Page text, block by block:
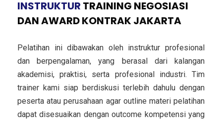
INSTRUKTUR TRAINING NEGOSIASI
DAN AWARD KONTRAK JAKARTA
Pelatihan ini dibawakan oleh instruktur profesional
dan berpengalaman, yang berasal dari kalangan
akademisi, praktisi, serta profesional industri. Tim
trainer kami siap berdiskusi terlebih dahulu dengan
peserta atau perusahaan agar outline materi pelatihan
dapat disesuaikan dengan outcome kompetensi yang